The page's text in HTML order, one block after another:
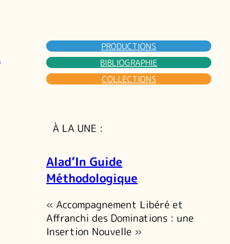
PRODUCTIONS
BIBLIOGRAPHIE
COLLECTIONS
À LA UNE :
Alad’In Guide
Méthodologique
« Accompagnement Libéré et
Affranchi des Dominations : une
Insertion Nouvelle »